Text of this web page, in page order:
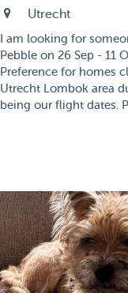
Utrecht
I am looking for
Pebble on 26 Sep - 11
Preference for homes
Utrecht Lombok area
being our flight dates.